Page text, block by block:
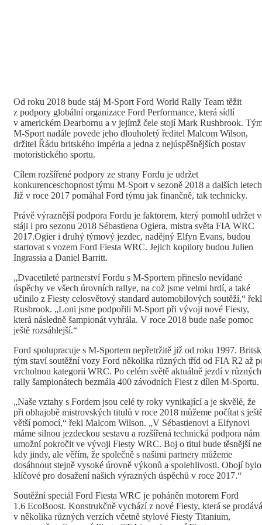
Od roku 2018 bude stáj M-Sport Ford World Rally Team těžit
z podpory globální organizace Ford Performance, která sídlí
v americkém Dearbornu a v jejímž čele stojí Mark Rushbrook.
M-Sport nadále povede jeho dlouholetý ředitel Malcom Wilson,
držitel Řádu britského impéria a jedna z nejúspěšnějších postav
motoristického sportu.
Cílem rozšířené podpory ze strany Fordu je udržet
konkurenceschopnost týmu M-Sport v sezoně 2018 a dalších
Již v roce 2017 pomáhal Ford týmu jak finančně, tak technicky.
Právě výraznější podpora Fordu je faktorem, který pomohl udržet
stáji i pro sezonu 2018 Sébastiena Ogiera, mistra světa FIA WRC
2017.Ogier i druhý týmový jezdec, nadějný Elfyn Evans, budou
startovat s vozem Ford Fiesta WRC. Jejich kopiloty budou Julien
Ingrassia a Daniel Barritt.
„Dvacetileté partnerství Fordu s M-Sportem přineslo nevídané
úspěchy ve všech úrovních rallye, na což jsme velmi hrdí, a také
učinilo z Fiesty celosvětový standard automobilových soutěží,“ řekl
Rusbrook. „Loni jsme podpořili M-Sport při vývoji nové Fiesty,
která následně šampionát vyhrála. V roce 2018 bude naše pomoc
ještě rozsáhlejší.“
Ford spolupracuje s M-Sportem nepřetržitě již od roku 1997.
tým staví soutěžní vozy Ford několika různých tříd od FIA R2 až
vrcholnou kategorii WRC. Po celém světě aktuálně jezdí v různých
rally šampionátech bezmála 400 závodních Fiest z dílen M-Sportu.
„Naše vztahy s Fordem jsou celé ty roky vynikající a je skvělé, že
při obhajobě mistrovských titulů v roce 2018 můžeme počítat s
větší pomocí,“ řekl Malcom Wilson. „V Sébastienovi a Elfynovi
máme silnou jezdeckou sestavu a rozšířená technická podpora nám
umožní pokročit ve vývoji Fiesty WRC. Boj o titul bude těsnější
kdy jindy, ale věřím, že společně s našimi partnery můžeme
dosáhnout stejně vysoké úrovně výkonů a spolehlivosti. Obojí bylo
klíčové pro dosažení našich výrazných úspěchů v roce 2017.“
Soutěžní speciál Ford Fiesta WRC je poháněn motorem Ford
1.6 EcoBoost. Konstrukčně vychází z nové Fiesty, která se prodává
v několika různých verzích včetně stylové Fiesty Titanium,